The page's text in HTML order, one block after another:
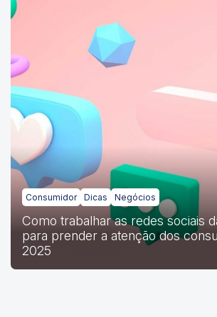
Consumidor Dicas Negócios
Como trabalhar as redes sociais
para prender a atenção dos
2025